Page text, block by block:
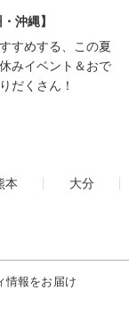
沖縄】
すめする、この夏
みイベント＆おで
だくさん！
本
大分
情報をお届け